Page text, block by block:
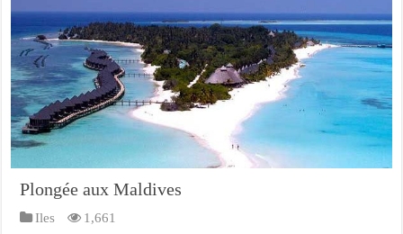
Plongée aux Maldives
Iles 1,661